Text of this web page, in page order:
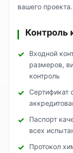
вашего проекта.
Контроль
Входной
размеров,
контроль
Сертификат
Паспорт
всех
Протокол